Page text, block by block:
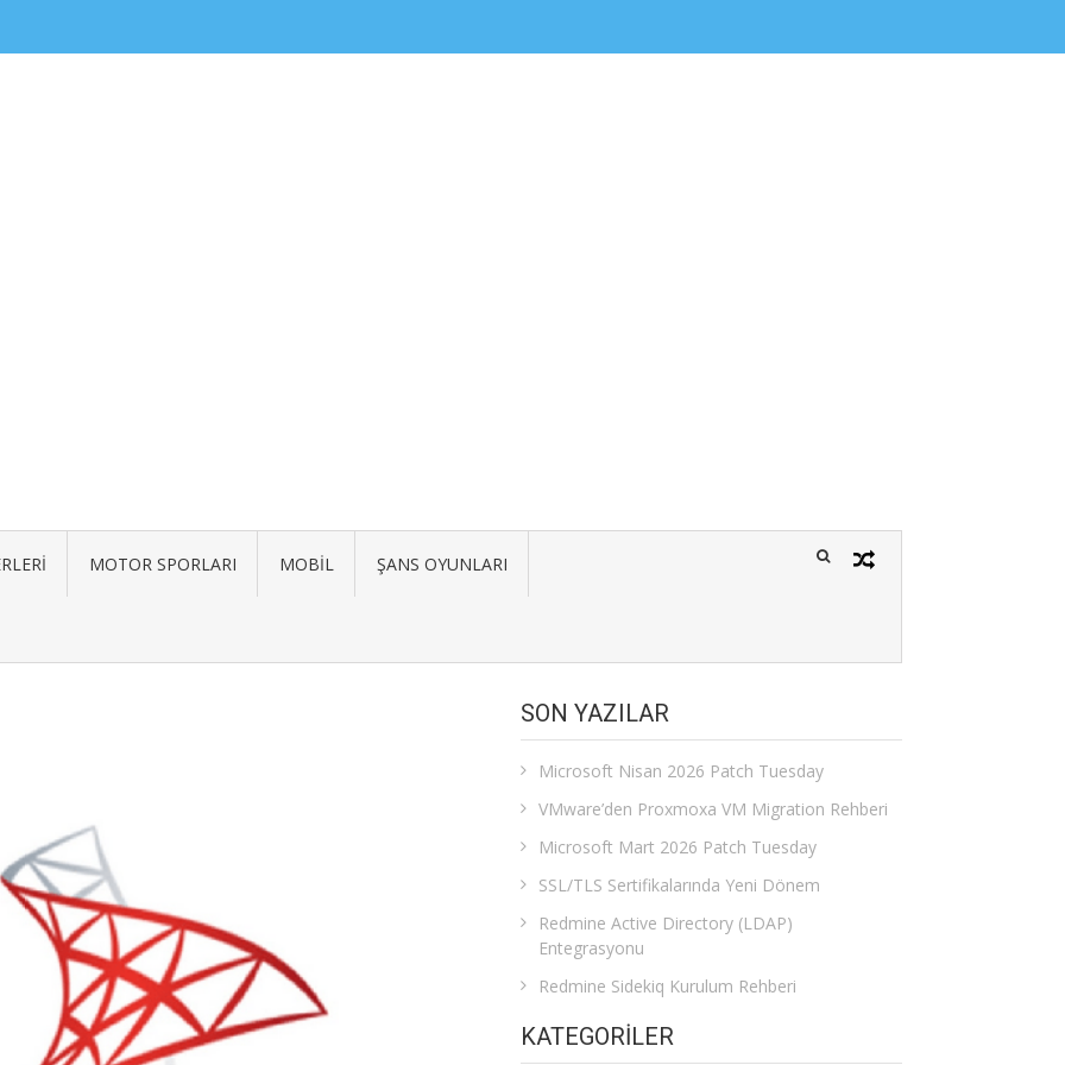
MOTOR SPORLARI MOBIL ŞANS OYUNLARI
SON YAZILAR
Microsoft Nisan 2026 Patch Tuesday
VMware’den Proxmoxa VM Migration Rehberi
Microsoft Mart 2026 Patch Tuesday
SSL/TLS Sertifikalarında Yeni Dönem
Redmine Active Directory (LDAP)
Entegrasyonu
Redmine Sidekiq Kurulum Rehberi
KATEGORILER